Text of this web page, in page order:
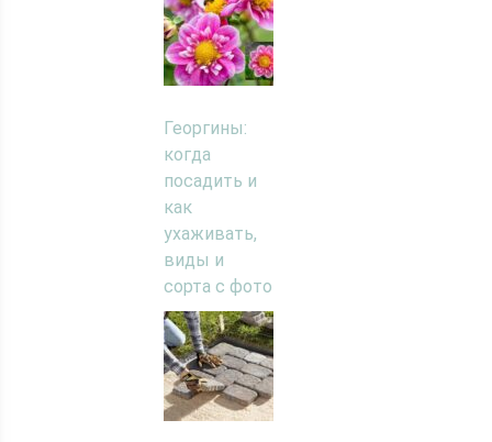
Георгины:
когда
посадить и
как
ухаживать,
виды и
сорта с фото